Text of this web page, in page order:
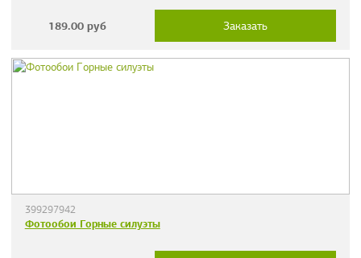
189.00 руб Заказать
399297942
Фотообои Горные силуэты